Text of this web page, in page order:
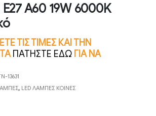
A60 19W 6000K
ΤΙΣ ΤΙΜΕΣ ΚΑΙ ΤΗΝ
ΠΑΤΗΣΤΕ ΕΔΩ ΓΙΑ ΝΑ
13631
, LED ΛΑΜΠΕΣ ΚΟΙΝΕΣ